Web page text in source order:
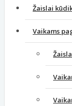
Žaislai
Vaikams